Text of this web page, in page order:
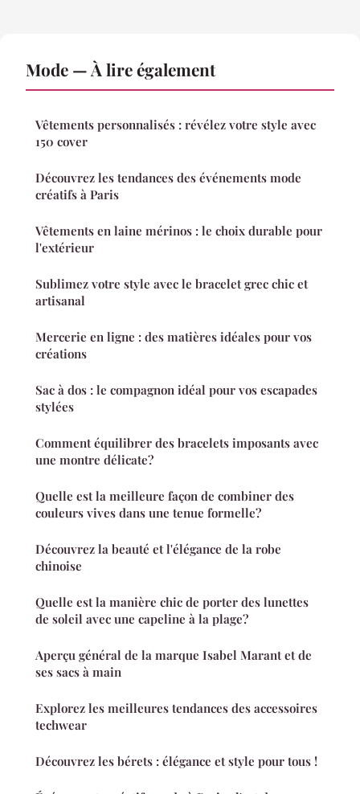
Mode — À lire également
Vêtements personnalisés : révélez votre style avec
150 cover
Découvrez les tendances des événements mode
créatifs à Paris
Vêtements en laine mérinos : le choix durable pour
l'extérieur
Sublimez votre style avec le bracelet grec chic et
artisanal
Mercerie en ligne : des matières idéales pour vos
créations
Sac à dos : le compagnon idéal pour vos escapades
stylées
Comment équilibrer des bracelets imposants avec
une montre délicate?
Quelle est la meilleure façon de combiner des
couleurs vives dans une tenue formelle?
Découvrez la beauté et l'élégance de la robe
chinoise
Quelle est la manière chic de porter des lunettes
de soleil avec une capeline à la plage?
Aperçu général de la marque Isabel Marant et de
ses sacs à main
Explorez les meilleures tendances des accessoires
techwear
Découvrez les bérets : élégance et style pour tous !